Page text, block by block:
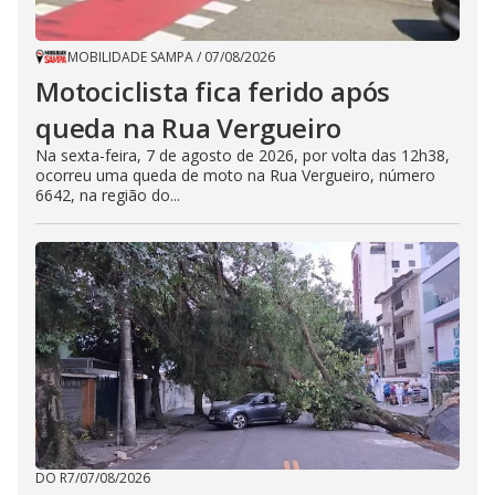
MOBILIDADE SAMPA/ 07/08/2026
Motociclista fica ferido após
queda na Rua Vergueiro
Na sexta-feira, 7 de agosto de 2026, por volta das 12h38,
ocorreu uma queda de moto na Rua Vergueiro, número
6642, na região do...
DO R7/07/08/2026